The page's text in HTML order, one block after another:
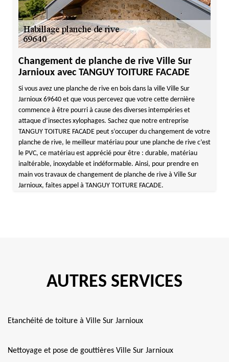
Changement de planche de rive Ville Sur
Jarnioux avec TANGUY TOITURE FACADE
Si vous avez une planche de rive en bois dans la ville Ville Sur
Jarnioux 69640 et que vous percevez que votre cette dernière
commence à être pourri à cause des diverses intempéries et
attaque d’insectes xylophages. Sachez que notre entreprise
TANGUY TOITURE FACADE peut s’occuper du changement de votre
planche de rive, le meilleur matériau pour une planche de rive c’est
le PVC, ce matériau est apprécié pour être : durable, matériau
inaltérable, inoxydable et indéformable. Ainsi, pour prendre en
main vos travaux de changement de planche de rive à Ville Sur
Jarnioux, faites appel à TANGUY TOITURE FACADE.
AUTRES SERVICES
Etanchéité de toiture à Ville Sur Jarnioux
Nettoyage et pose de gouttières Ville Sur Jarnioux